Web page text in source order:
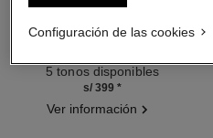
ensoleillée
Armonía de Tres Polvos Efecto
Bronceadores, Rubor e
Iluminador. Rostro, Cuello Y
Escote. Formato Maxi.
Ref. 186362
5 tonos disponibles
s/ 399 *
Ver información
Configuración de las cookies